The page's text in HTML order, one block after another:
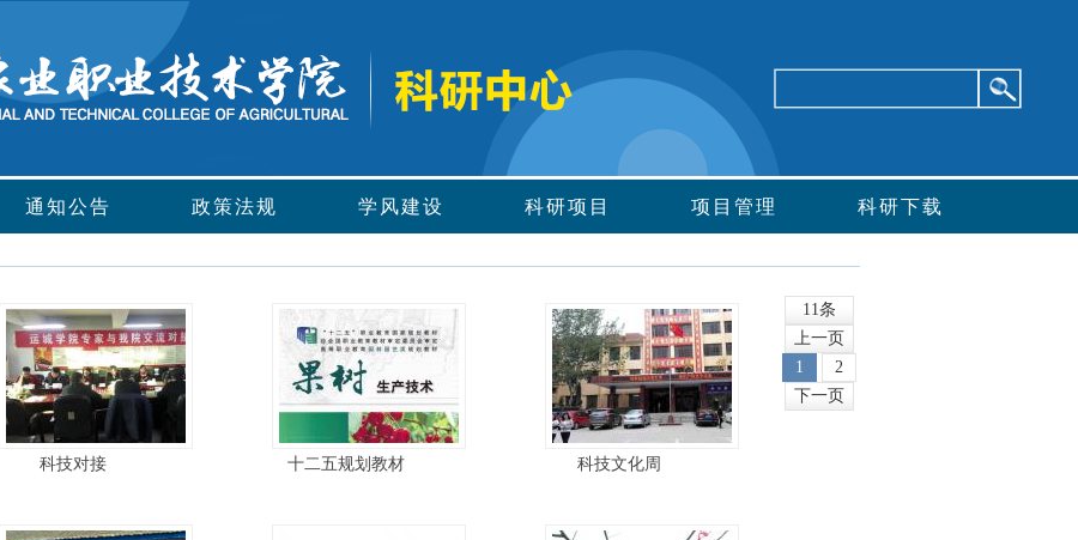
通知公告 政策法规 学风建设 科研项目 项目管理 科研下载
科技对接 十二五规划教材 科技文化周
11条
上一页
1
2
下一页